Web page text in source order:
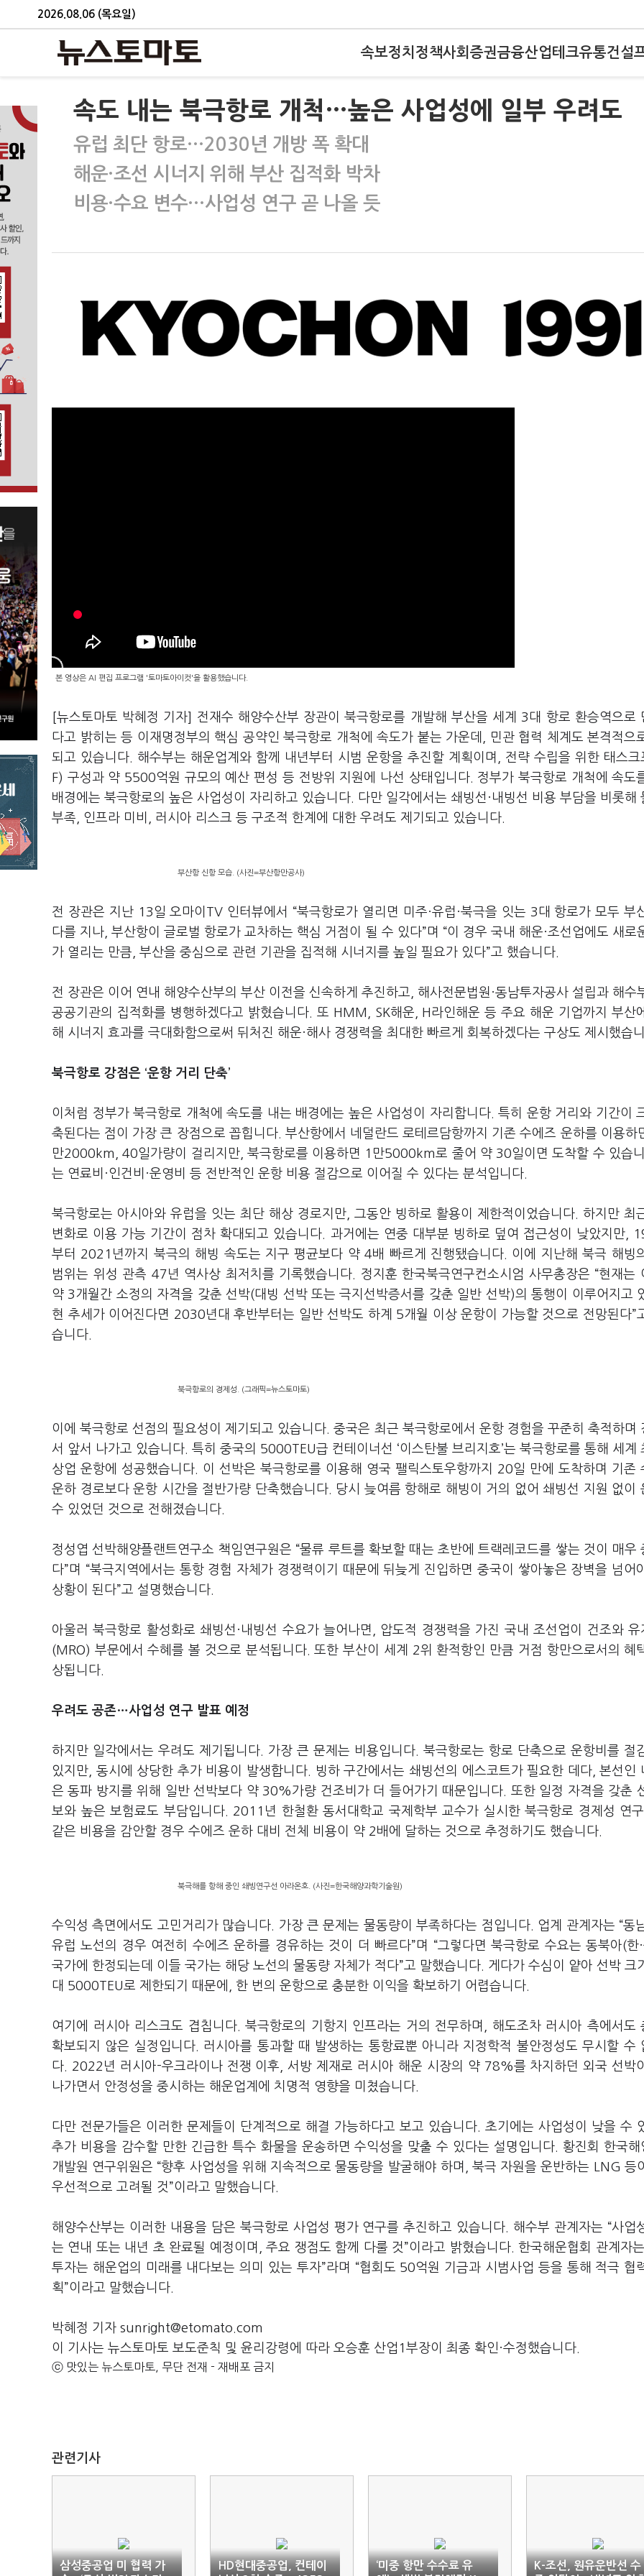
2026.08.06 (목요일)
속보정치 정책사회 증권금융산업테크유통건설
속도 내는 북극항로 개척…높은 사업성에 일부 우려도
유럽 최단 항로…2030년 개방 폭 확대
해운·조선 시너지 위해 부산 집적화 박차
비용·수요 변수…사업성 연구 곧 나올 듯
본 영상은 AI 편집 프로그램 '토마토아이컷'을 활용했습니다.
[뉴스토마토 박혜정 기자] 전재수 해양수산부 장관이 북극항로를 개발해 부산을 세계 3대 항로 환승역으로
다고 밝히는 등 이재명정부의 핵심 공약인 북극항로 개척에 속도가 붙는 가운데, 민관 협력 체계도 본격적으
되고 있습니다. 해수부는 해운업계와 함께 내년부터 시범 운항을 추진할 계획이며, 전략 수립을 위한 태스크
F) 구성과 약 5500억원 규모의 예산 편성 등 전방위 지원에 나선 상태입니다. 정부가 북극항로 개척에 속도
배경에는 북극항로의 높은 사업성이 자리하고 있습니다. 다만 일각에서는 쇄빙선·내빙선 비용 부담을 비롯해
부족, 인프라 미비, 러시아 리스크 등 구조적 한계에 대한 우려도 제기되고 있습니다.
부산항 신항 모습. (사진=부산항만공사)
전 장관은 지난 13일 오마이TV 인터뷰에서 “북극항로가 열리면 미주·유럽·북극을 잇는 3대 항로가 모두 부
다를 지나, 부산항이 글로벌 항로가 교차하는 핵심 거점이 될 수 있다”며 “이 경우 국내 해운·조선업에도 새로
가 열리는 만큼, 부산을 중심으로 관련 기관을 집적해 시너지를 높일 필요가 있다”고 했습니다.
전 장관은 이어 연내 해양수산부의 부산 이전을 신속하게 추진하고, 해사전문법원·동남투자공사 설립과 해수
공공기관의 집적화를 병행하겠다고 밝혔습니다. 또 HMM, SK해운, H라인해운 등 주요 해운 기업까지 부산
해 시너지 효과를 극대화함으로써 뒤처진 해운·해사 경쟁력을 최대한 빠르게 회복하겠다는 구상도 제시했습
북극항로 강점은 ‘운항 거리 단축’
이처럼 정부가 북극항로 개척에 속도를 내는 배경에는 높은 사업성이 자리합니다. 특히 운항 거리와 기간이
축된다는 점이 가장 큰 장점으로 꼽힙니다. 부산항에서 네덜란드 로테르담항까지 기존 수에즈 운하를 이용하
만2000km, 40일가량이 걸리지만, 북극항로를 이용하면 1만5000km로 줄어 약 30일이면 도착할 수 있습
는 연료비·인건비·운영비 등 전반적인 운항 비용 절감으로 이어질 수 있다는 분석입니다.
북극항로는 아시아와 유럽을 잇는 최단 해상 경로지만, 그동안 빙하로 활용이 제한적이었습니다. 하지만 최
변화로 이용 가능 기간이 점차 확대되고 있습니다. 과거에는 연중 대부분 빙하로 덮여 접근성이 낮았지만,
부터 2021년까지 북극의 해빙 속도는 지구 평균보다 약 4배 빠르게 진행됐습니다. 이에 지난해 북극 해빙
범위는 위성 관측 47년 역사상 최저치를 기록했습니다. 정지훈 한국북극연구컨소시엄 사무총장은 “현재는
약 3개월간 소정의 자격을 갖춘 선박(대빙 선박 또는 극지선박증서를 갖춘 일반 선박)의 통행이 이루어지고
현 추세가 이어진다면 2030년대 후반부터는 일반 선박도 하계 5개월 이상 운항이 가능할 것으로 전망된다”
습니다.
북극항로의 경제성. (그래픽=뉴스토마토)
이에 북극항로 선점의 필요성이 제기되고 있습니다. 중국은 최근 북극항로에서 운항 경험을 꾸준히 축적하며
서 앞서 나가고 있습니다. 특히 중국의 5000TEU급 컨테이너선 ‘이스탄불 브리지호’는 북극항로를 통해 세계
상업 운항에 성공했습니다. 이 선박은 북극항로를 이용해 영국 팰릭스토우항까지 20일 만에 도착하며 기존
운하 경로보다 운항 시간을 절반가량 단축했습니다. 당시 늦여름 항해로 해빙이 거의 없어 쇄빙선 지원 없이
수 있었던 것으로 전해졌습니다.
정성엽 선박해양플랜트연구소 책임연구원은 “물류 루트를 확보할 때는 초반에 트랙레코드를 쌓는 것이 매우
다”며 “북극지역에서는 통항 경험 자체가 경쟁력이기 때문에 뒤늦게 진입하면 중국이 쌓아놓은 장벽을 넘어
상황이 된다”고 설명했습니다.
아울러 북극항로 활성화로 쇄빙선·내빙선 수요가 늘어나면, 압도적 경쟁력을 가진 국내 조선업이 건조와 유
(MRO) 부문에서 수혜를 볼 것으로 분석됩니다. 또한 부산이 세계 2위 환적항인 만큼 거점 항만으로서의 혜
상됩니다.
우려도 공존…사업성 연구 발표 예정
하지만 일각에서는 우려도 제기됩니다. 가장 큰 문제는 비용입니다. 북극항로는 항로 단축으로 운항비를 절
있지만, 동시에 상당한 추가 비용이 발생합니다. 빙하 구간에서는 쇄빙선의 에스코트가 필요한 데다, 본선인
은 동파 방지를 위해 일반 선박보다 약 30%가량 건조비가 더 들어가기 때문입니다. 또한 일정 자격을 갖춘
보와 높은 보험료도 부담입니다. 2011년 한철환 동서대학교 국제학부 교수가 실시한 북극항로 경제성 연
같은 비용을 감안할 경우 수에즈 운하 대비 전체 비용이 약 2배에 달하는 것으로 추정하기도 했습니다.
북극해를 항해 중인 쇄빙연구선 아라온호. (사진=한국해양과학기술원)
수익성 측면에서도 고민거리가 많습니다. 가장 큰 문제는 물동량이 부족하다는 점입니다. 업계 관계자는 “동
유럽 노선의 경우 여전히 수에즈 운하를 경유하는 것이 더 빠르다”며 “그렇다면 북극항로 수요는 동북아(한
국가에 한정되는데 이들 국가는 해당 노선의 물동량 자체가 적다”고 말했습니다. 게다가 수심이 얕아 선박 크
대 5000TEU로 제한되기 때문에, 한 번의 운항으로 충분한 이익을 확보하기 어렵습니다.
여기에 러시아 리스크도 겹칩니다. 북극항로의 기항지 인프라는 거의 전무하며, 해도조차 러시아 측에서도
확보되지 않은 실정입니다. 러시아를 통과할 때 발생하는 통항료뿐 아니라 지정학적 불안정성도 무시할 수
다. 2022년 러시아-우크라이나 전쟁 이후, 서방 제재로 러시아 해운 시장의 약 78%를 차지하던 외국 선박
나가면서 안정성을 중시하는 해운업계에 치명적 영향을 미쳤습니다.
다만 전문가들은 이러한 문제들이 단계적으로 해결 가능하다고 보고 있습니다. 초기에는 사업성이 낮을 수
추가 비용을 감수할 만한 긴급한 특수 화물을 운송하면 수익성을 맞출 수 있다는 설명입니다. 황진회 한국해
개발원 연구위원은 “향후 사업성을 위해 지속적으로 물동량을 발굴해야 하며, 북극 자원을 운반하는 LNG 등
우선적으로 고려될 것”이라고 말했습니다.
해양수산부는 이러한 내용을 담은 북극항로 사업성 평가 연구를 추진하고 있습니다. 해수부 관계자는 “사업
는 연내 또는 내년 초 완료될 예정이며, 주요 쟁점도 함께 다룰 것”이라고 밝혔습니다. 한국해운협회 관계자
투자는 해운업의 미래를 내다보는 의미 있는 투자”라며 “협회도 50억원 기금과 시범사업 등을 통해 적극 협
획”이라고 말했습니다.
박혜정 기자 sunright@etomato.com
이 기사는 뉴스토마토 보도준칙 및 윤리강령에 따라 오승훈 산업1부장이 최종 확인·수정했습니다.
ⓒ 맛있는 뉴스토마토, 무단 전재 - 재배포 금지
관련기사
삼성중공업 미 협력 가
HD현대중공업, 컨테이
‘미중 항만 수수료 유
K-조선, 원유운반선 수